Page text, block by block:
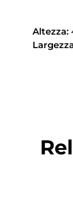
Altezza: